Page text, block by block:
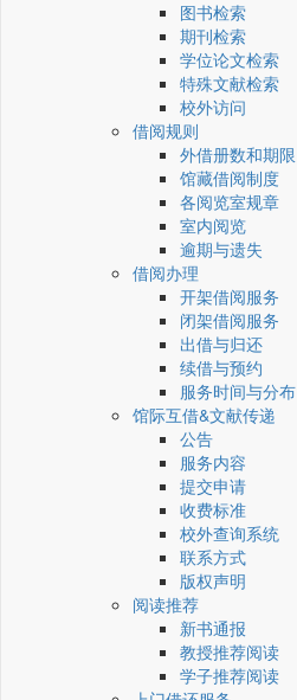
图书检索
期刊检索
学位论文检索
特殊文献检索
校外访问
借阅规则
外借册数和期限
馆藏借阅制度
各阅览室规章
室内阅览
逾期与遗失
借阅办理
开架借阅服务
闭架借阅服务
出借与归还
续借与预约
服务时间与分布
馆际互借&文献传递
公告
服务内容
提交申请
收费标准
校外查询系统
联系方式
版权声明
阅读推荐
新书通报
教授推荐阅读
学子推荐阅读